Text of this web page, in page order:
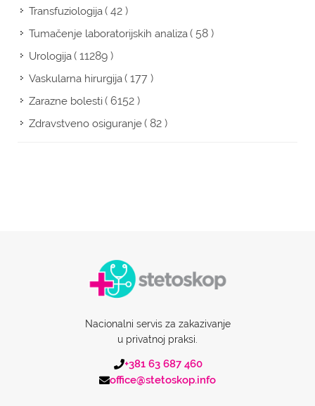
Transfuziologija( 42 )
Tumačenje laboratorijskih analiza( 58 )
Urologija( 11289 )
Vaskularna hirurgija( 177 )
Zarazne bolesti( 6152 )
Zdravstveno osiguranje( 82 )
Nacionalni servis za zakazivanje
u privatnoj praksi.
+381 63 687 460
office@stetoskop.info